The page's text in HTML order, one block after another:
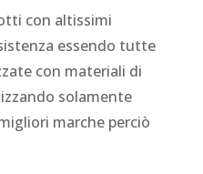
con altissimi
essendo tutte
con materiali di
solamente
marche perciò